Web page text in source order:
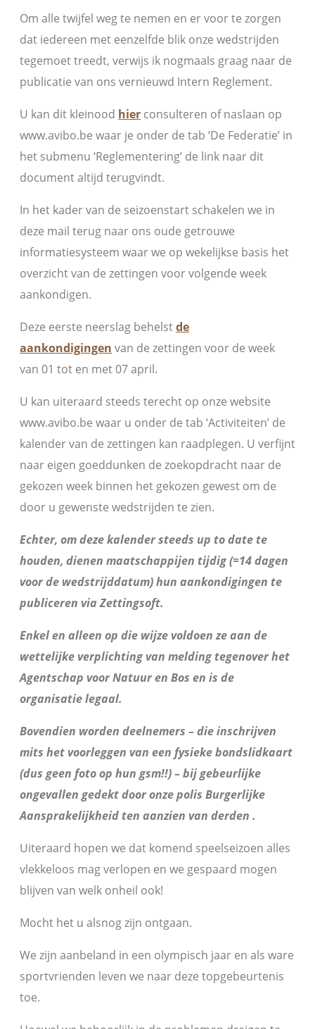
Om alle twijfel weg te nemen en er voor te zorgen
dat iedereen met eenzelfde blik onze wedstrijden
tegemoet treedt, verwijs ik nogmaals graag naar de
publicatie van ons vernieuwd Intern Reglement.
U kan dit kleinood hier consulteren of naslaan op
www.avibo.be waar je onder de tab ‘De Federatie’ in
het submenu ‘Reglementering’ de link naar dit
document altijd terugvindt.
In het kader van de seizoenstart schakelen we in
deze mail terug naar ons oude getrouwe
informatiesysteem waar we op wekelijkse basis het
overzicht van de zettingen voor volgende week
aankondigen.
Deze eerste neerslag behelstde
aankondigingen van de zettingen voor de week
van 01 tot en met 07 april.
U kan uiteraard steeds terecht op onze website
www.avibo.be waar u onder de tab ‘Activiteiten’ de
kalender van de zettingen kan raadplegen. U verfijnt
naar eigen goeddunken de zoekopdracht naar de
gekozen week binnen het gekozen gewest om de
door u gewenste wedstrijden te zien.
Echter, om deze kalender steeds up to date te
houden, dienen maatschappijen tijdig (=14 dagen
voor de wedstrijddatum) hun aankondigingen te
publiceren via Zettingsoft.
Enkel en alleen op die wijze voldoen ze aan de
wettelijke verplichting van melding tegenover het
Agentschap voor Natuur en Bos en is de
organisatie legaal.
Bovendien worden deelnemers – die inschrijven
mits het voorleggen van een fysieke bondslidkaart
(dus geen foto op hun gsm!!) – bij gebeurlijke
ongevallen gedekt door onze polis Burgerlijke
Aansprakelijkheid ten aanzien van derden .
Uiteraard hopen we dat komend speelseizoen alles
vlekkeloos mag verlopen en we gespaard mogen
blijven van welk onheil ook!
Mocht het u alsnog zijn ontgaan.
We zijn aanbeland in een olympisch jaar en als ware
sportvrienden leven we naar deze topgebeurtenis
toe.